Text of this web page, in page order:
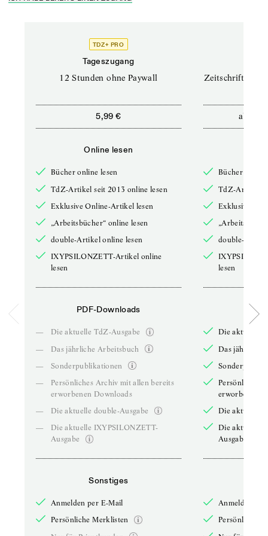
TDZ+ PRO
Tageszugang
12 Stunden ohne Paywall
5,99 €
Online lesen
Bücher online lesen
TdZ-Artikel seit 2013 online lesen
Exklusive Online-Artikel lesen
„Arbeitsbücher“ online lesen
double-Artikel online lesen
IXYPSILONZETT-Artikel online
lesen
PDF-Downloads
—
Die aktuelle TdZ-Ausgabe
—
Das jährliche Arbeitsbuch
—
Sonderpublikationen
—
Persönliches Archiv mit allen bereits
erworbenen Downloads
—
Die aktuelle double-Ausgabe
—
Die aktuelle IXYPSILONZETT-
Ausgabe
Sonstiges
Anmelden per E-Mail
Persönliche Merklisten
Zeitschriften
ab
Bücher online
TdZ-Artikel
Exklusive
double-
lesen
Die aktuelle
Das jährliche
Persönliches
erworbenen
Die aktuelle
Die aktuelle
Ausgabe
Anmelden
Persönliche